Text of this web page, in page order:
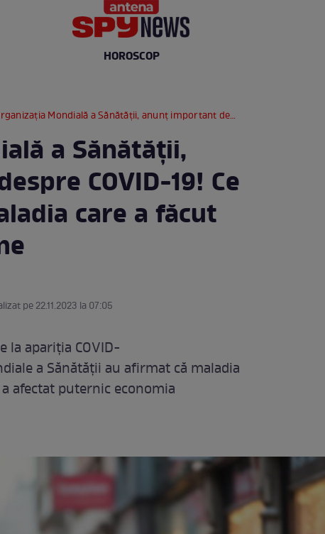
HOROSCOP
Mondială a Sănătăţii, anunț important despre COVID-19! Ce se întâmplă cu maladia care a făcut milioane de victime
a Sănătăţii,
COVID-19! Ce
care a făcut
pe 22.11.2023 la 07:05
la apariția COVID-
a Sănătăţii au afirmat că maladia
afectat puternic economia